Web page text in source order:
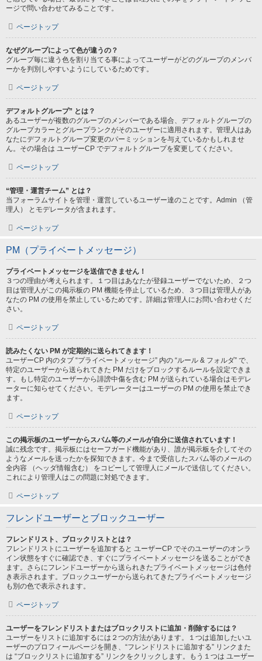
ージで問い合わせてみることです。
ページトップ
なぜグループによって色が違うの？
グループ毎に違う色を割り当てる事によってユーザーがどのグループのメンバ
ーかを判別しやすいようにしているためです。
ページトップ
デフォルトグループ” とは？
あるユーザーが複数のグループのメンバーである場合、デフォルトグループの
グループカラーとグループランクがそのユーザーに適用されます。管理人はあ
なたにデフォルトグループ変更のパーミッションを与えているかもしれませ
ん。その場合は ユーザーCP でデフォルトグループを変更してください。
ページトップ
“管理・運営チーム” とは？
当フォーラムサイトを管理・運営しているユーザー達のことです。Admin （管
理人） とモデレータが含まれます。
ページトップ
PM（プライベートメッセージ）
プライベートメッセージを送信できません！
３つの理由が考えられます。１つ目はあなたが登録ユーザーでないため、２つ
目は管理人がこの掲示板の PM 機能を停止しているため、３つ目は管理人があ
なたの PM の使用を禁止しているためです。詳細は管理人にお問い合わせくだ
さい。
ページトップ
読みたくない PM が定期的に送られてきます！
ユーザーCP 内のタブ “プライベートメッセージ” 内の “ルール & フォルダ” で、
特定のユーザーから送られてきた PM だけをブロックするルールを設定できま
す。もし特定のユーザーから誹謗中傷を含む PM が送られている場合はモデレ
ーターに知らせてください。モデレーターはユーザーの PM の使用を禁止でき
ます。
ページトップ
この掲示板のユーザーからスパム等のメールが自分に送信されています！
誠に残念です。掲示板にはセーフガード機能があり、誰が掲示板を介してその
ようなメールを送ったかを探知できます。今まで受信したスパム等のメールの
全内容 （ヘッダ情報含む） をコピーして管理人にメールで送信してください。
これにより管理人はこの問題に対処できます。
ページトップ
フレンドユーザーとブロックユーザー
フレンドリスト、ブロックリストとは？
フレンドリストにユーザーを追加すると ユーザーCP でそのユーザーのオンラ
イン状態をすぐに確認でき、すぐにプライベートメッセージを送ることができ
ます。さらにフレンドユーザーから送られきたプライベートメッセージは色付
き表示されます。ブロックユーザーから送られてきたプライベートメッセージ
も別の色で表示されます。
ページトップ
ユーザーをフレンドリストまたはブロックリストに追加・削除するには？
ユーザーをリストに追加するには２つの方法があります。１つは追加したいユ
ーザーのプロフィールページを開き、“フレンドリストに追加する” リンクまた
は “ブロックリストに追加する” リンクをクリックします。もう１つは ユーザー